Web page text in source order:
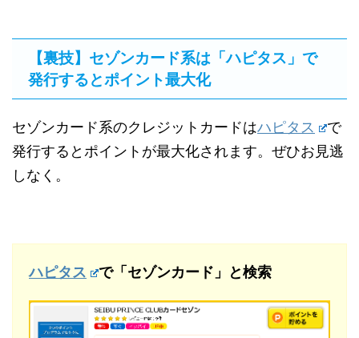
【裏技】セゾンカード系は「ハピタス」で
発行するとポイント最大化
セゾンカード系のクレジットカードはハピタス
で
発行するとポイントが最大化されます。ぜひお見逃
しなく。
ハピタス で「セゾンカード」と検索